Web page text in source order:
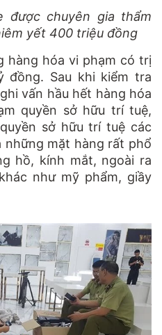
được chuyên gia thẩm
yết 400 triệu đồng
hàng hóa vi phạm có trị
đồng. Sau khi kiểm tra
vấn hầu hết hàng hóa
quyền sở hữu trí tuệ,
sở hữu trí tuệ các
những mặt hàng rất phổ
hồ, kính mắt, ngoài ra
như mỹ phẩm, giầy